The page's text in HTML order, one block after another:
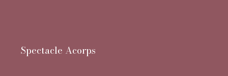
Spectacle Acorps